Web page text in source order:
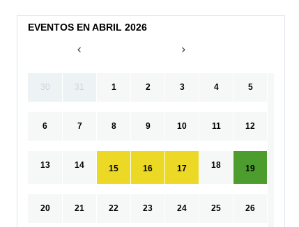
EVENTOS EN ABRIL 2026
30 31 1 2 3 4 5
6 7 8 9 10 11 12
13 14 15 16 17 18 19
20 21 22 23 24 25 26